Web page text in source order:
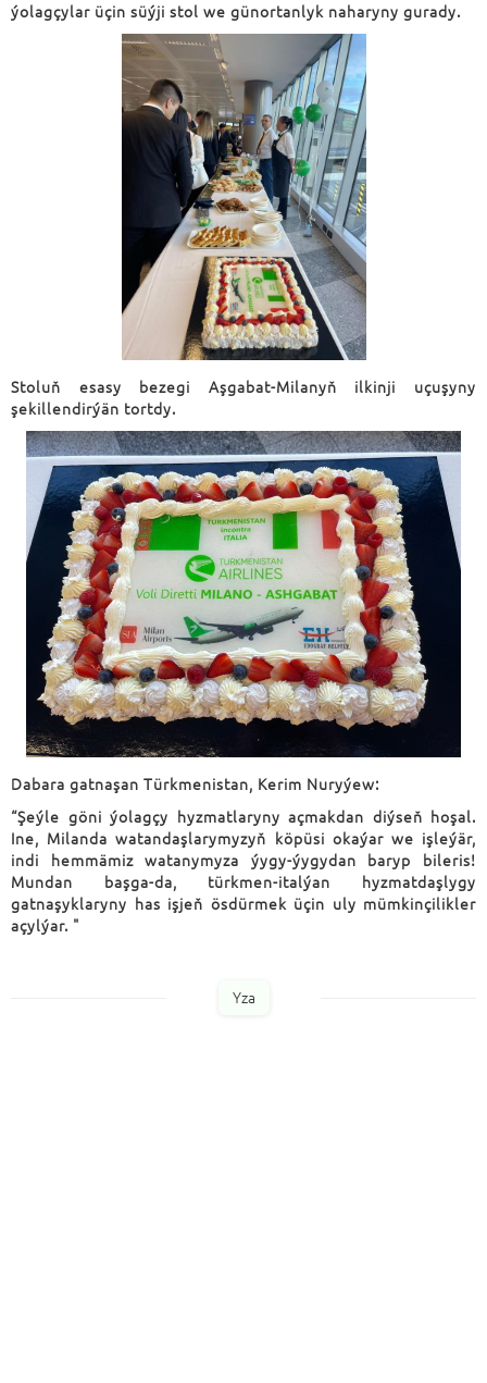
ýolagçylar üçin süýji stol we günortanlyk naharyny gurady.
Stoluň esasy bezegi Aşgabat-Milanyň ilkinji uçuşyny
şekillendirýän tortdy.
Dabara gatnaşan Türkmenistan, Kerim Nuryýew:
“Şeýle göni ýolagçy hyzmatlaryny açmakdan diýseň hoşal.
Ine, Milanda watandaşlarymyzyň köpüsi okaýar we işleýär,
indi hemmämiz watanymyza ýygy-ýygydan baryp bileris!
Mundan başga-da, türkmen-italýan hyzmatdaşlygy
gatnaşyklaryny has işjeň ösdürmek üçin uly mümkinçilikler
açylýar. "
Yza